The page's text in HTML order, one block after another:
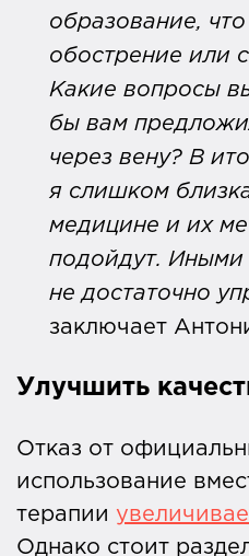
образование,
обострение или
Какие вопросы
бы вам
через вену? В
я слишком
медицине и их
подойдут. Иными
не достаточно
заключает
Улучшить
Отказ от
использование
терапии
Однако стоит